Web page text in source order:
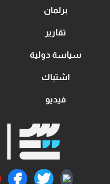
برلمان
تقارير
سياسة دولية
اشتباك
فيديو